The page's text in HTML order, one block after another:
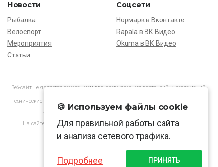
Новости
Рыбалка
Велоспорт
Мероприятия
Статьи
Соцсети
Нормарк в Вконтакте
Rapala в ВК Видео
Okuma в ВК Видео
Веб-сайт не является основанием для предъявления претензий и рекламаций,
Технические характеристики товаров могут отличаться от указанных на сайте.
АО «Нормарк» ИНН 7728172512 ОГРН 1037739603505
На сайте применяютсярекомендательные технологиив соответствии
🍪 Используем файлы cookie
Для правильной работы сайта
и анализа сетевого трафика.
Подробнее ПРИНЯТЬ